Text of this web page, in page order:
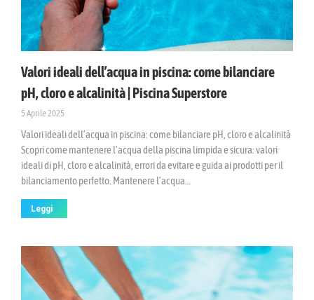
Valori ideali dell’acqua in piscina: come bilanciare
pH, cloro e alcalinità | Piscina Superstore
5 Aprile 2025
Valori ideali dell’acqua in piscina: come bilanciare pH, cloro e alcalinità
Scopri come mantenere l’acqua della piscina limpida e sicura: valori
ideali di pH, cloro e alcalinità, errori da evitare e guida ai prodotti per il
bilanciamento perfetto. Mantenere l’acqua…
Leggi